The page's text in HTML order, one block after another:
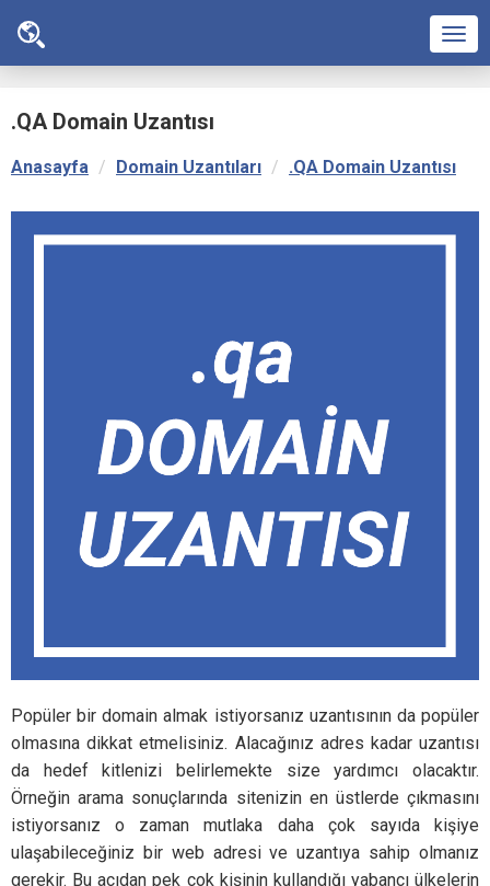
.QA Domain Uzantısı
Anasayfa Domain Uzantıları .QA Domain Uzantısı
Popüler bir domain almak istiyorsanız uzantısının da popüler
olmasına dikkat etmelisiniz. Alacağınız adres kadar uzantısı
da hedef kitlenizi belirlemekte size yardımcı olacaktır.
Örneğin arama sonuçlarında sitenizin en üstlerde çıkmasını
istiyorsanız o zaman mutlaka daha çok sayıda kişiye
ulaşabileceğiniz bir web adresi ve uzantıya sahip olmanız
gerekir. Bu açıdan pek çok kişinin kullandığı yabancı ülkelerin